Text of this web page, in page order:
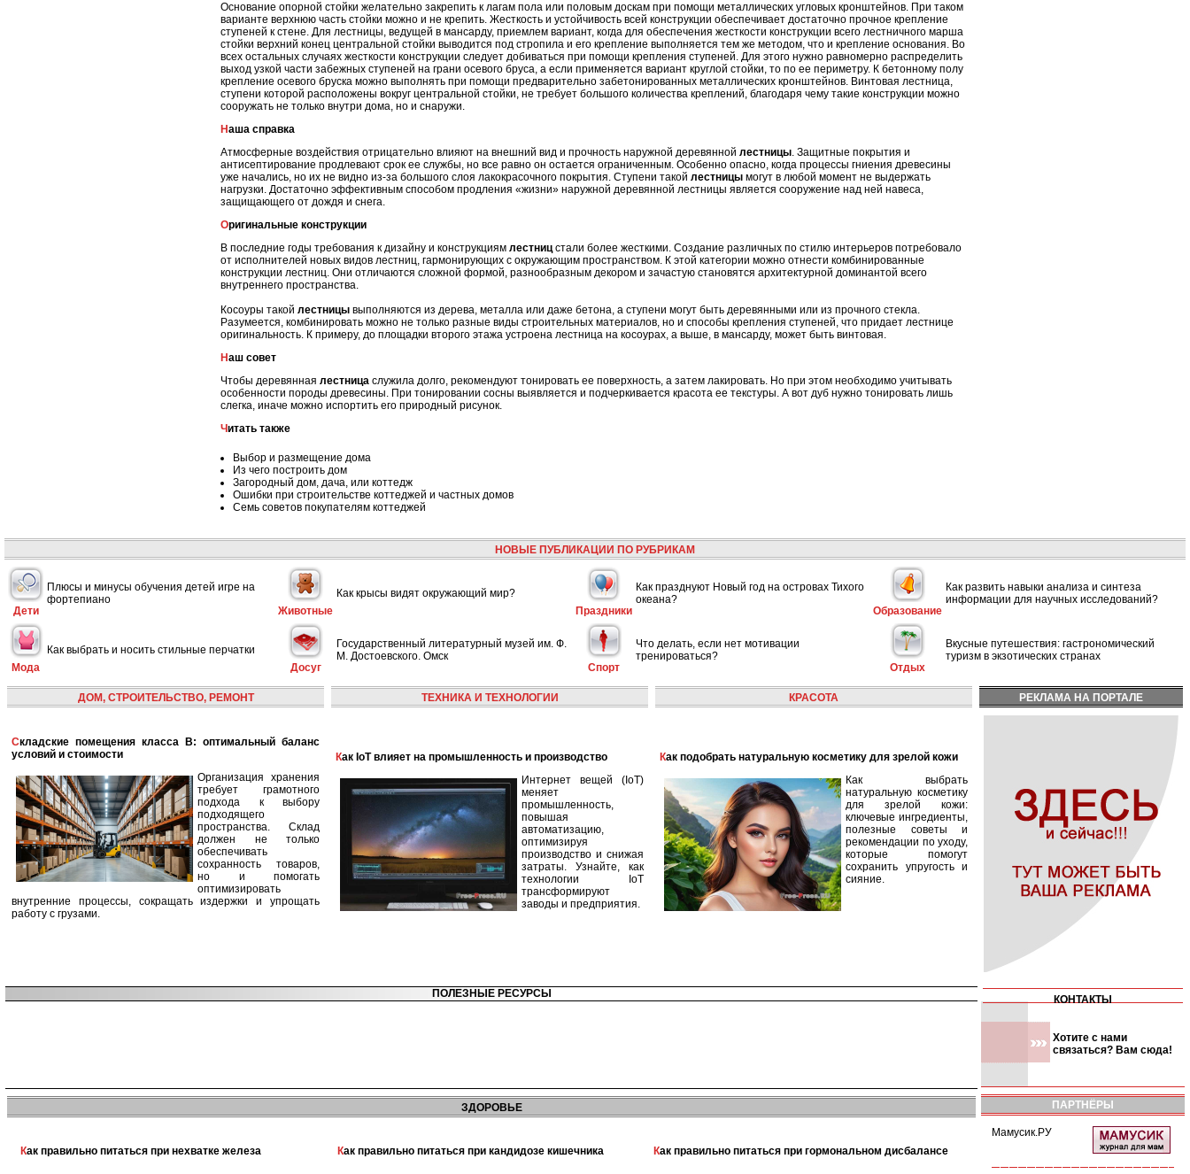
Основание опорной стойки желательно закрепить к лагам пола или половым доскам при помощи металлических угловых кронштейнов. При таком
варианте верхнюю часть стойки можно и не крепить. Жесткость и устойчивость всей конструкции обеспечивает достаточно прочное крепление
ступеней к стене. Для лестницы, ведущей в мансарду, приемлем вариант, когда для обеспечения жесткости конструкции всего лестничного марша
стойки верхний конец центральной стойки выводится под стропила и его крепление выполняется тем же методом, что и крепление основания. Во
всех остальных случаях жесткости конструкции следует добиваться при помощи крепления ступеней. Для этого нужно равномерно распределить
выход узкой части забежных ступеней на грани осевого бруса, а если применяется вариант круглой стойки, то по ее периметру. К бетонному полу
крепление осевого бруска можно выполнять при помощи предварительно забетонированных металлических кронштейнов. Винтовая лестница,
ступени которой расположены вокруг центральной стойки, не требует большого количества креплений, благодаря чему такие конструкции можно
сооружать не только внутри дома, но и снаружи.
Наша справка
Атмосферные воздействия отрицательно влияют на внешний вид и прочность наружной деревянной лестницы. Защитные покрытия и
антисептирование продлевают срок ее службы, но все равно он остается ограниченным. Особенно опасно, когда процессы гниения древесины
уже начались, но их не видно из-за большого слоя лакокрасочного покрытия. Ступени такой лестницы могут в любой момент не выдержать
нагрузки. Достаточно эффективным способом продления «жизни» наружной деревянной лестницы является сооружение над ней навеса,
защищающего от дождя и снега.
Оригинальные конструкции
В последние годы требования к дизайну и конструкциям лестницстали более жесткими. Создание различных по стилю интерьеров потребовало
от исполнителей новых видов лестниц, гармонирующих с окружающим пространством. К этой категории можно отнести комбинированные
конструкции лестниц. Они отличаются сложной формой, разнообразным декором и зачастую становятся архитектурной доминантой всего
внутреннего пространства.
Косоуры такой лестницы выполняются из дерева, металла или даже бетона, а ступени могут быть деревянными или из прочного стекла.
Разумеется, комбинировать можно не только разные виды строительных материалов, но и способы крепления ступеней, что придает лестнице
оригинальность. К примеру, до площадки второго этажа устроена лестница на косоурах, а выше, в мансарду, может быть винтовая.
Наш совет
Чтобы деревянная лестница служила долго, рекомендуют тонировать ее поверхность, а затем лакировать. Но при этом необходимо учитывать
особенности породы древесины. При тонировании сосны выявляется и подчеркивается красота ее текстуры. А вот дуб нужно тонировать лишь
слегка, иначе можно испортить его природный рисунок.
Читать также
Выбор и размещение дома
Из чего построить дом
Загородный дом, дача, или коттедж
Ошибки при строительстве коттеджей и частных домов
Семь советов покупателям коттеджей
НОВЫЕ ПУБЛИКАЦИИ ПО РУБРИКАМ
Дети
Плюсы и минусы обучения детей игре на
фортепиано
Животные
Как крысы видят окружающий мир?
Праздники
Как празднуют Новый год на островах Тихого
океана?
Образование
Как развить навыки анализа и синтеза
информации для научных исследований?
Мода
Как выбрать и носить стильные перчатки
Досуг
Государственный литературный музей им. Ф.
М. Достоевского. Омск
Спорт
Что делать, если нет мотивации
тренироваться?
Отдых
Вкусные путешествия: гастрономический
туризм в экзотических странах
ДОМ, СТРОИТЕЛЬСТВО, РЕМОНТ
Складские помещения класса B: оптимальный баланс
условий и стоимости
Организация хранения
требует грамотного
подхода к выбору
подходящего
пространства. Склад
должен не только
обеспечивать
сохранность товаров,
но и помогать
оптимизировать
внутренние процессы, сокращать издержки и упрощать
работу с грузами.
ТЕХНИКА И ТЕХНОЛОГИИ
Как IoT влияет на промышленность и производство
Интернет вещей (IoT)
меняет
промышленность,
повышая
автоматизацию,
оптимизируя
производство и снижая
затраты. Узнайте, как
технологии IoT
трансформируют
заводы и предприятия.
КРАСОТА
Как подобрать натуральную косметику для зрелой кожи
Как выбрать
натуральную косметику
для зрелой кожи:
ключевые ингредиенты,
полезные советы и
рекомендации по уходу,
которые помогут
сохранить упругость и
сияние.
РЕКЛАМА НА ПОРТАЛЕ
ПОЛЕЗНЫЕ РЕСУРСЫ КОНТАКТЫ
Хотите с нами
связаться? Вам сюда!
ЗДОРОВЬЕ
Как правильно питаться при нехватке железа Как правильно питаться при кандидозе кишечника Как правильно питаться при гормональном дисбалансе
ПАРТНЁРЫ
Мамусик.РУ